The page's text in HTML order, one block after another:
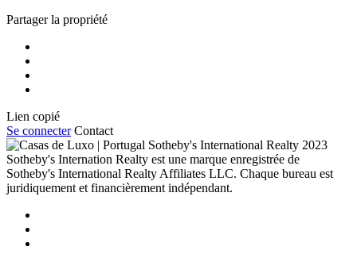
Partager la propriété
Lien copié
Se connecter Contact
2023
Sotheby's Internation Realty est une marque enregistrée de
Sotheby's International Realty Affiliates LLC. Chaque bureau est
juridiquement et financièrement indépendant.